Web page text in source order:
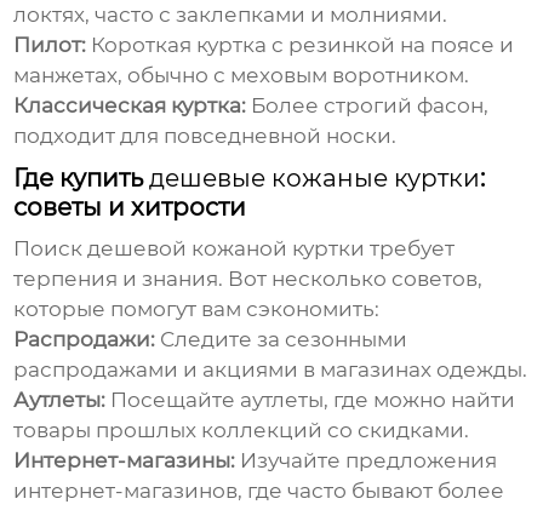
локтях, часто с заклепками и молниями.
Пилот: Короткая куртка с резинкой на поясе и
манжетах, обычно с меховым воротником.
Классическая куртка: Более строгий фасон,
подходит для повседневной носки.
Где купитьдешевые кожаные куртки:
советы и хитрости
Поискдешевой кожаной куртки требует
терпения и знания. Вот несколько советов,
которые помогут вам сэкономить:
Распродажи: Следите за сезонными
распродажами и акциями в магазинах одежды.
Аутлеты: Посещайте аутлеты, где можно найти
товары прошлых коллекций со скидками.
Интернет-магазины: Изучайте предложения
интернет-магазинов, где часто бывают более